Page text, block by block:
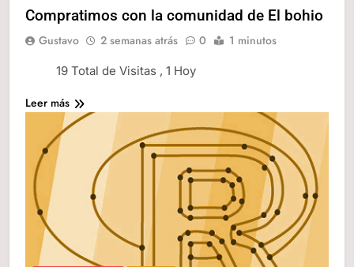
Compratimos con la comunidad de El bohio
Gustavo 2 semanas atrás 0 1 minutos
19 Total de Visitas , 1 Hoy
Leer más